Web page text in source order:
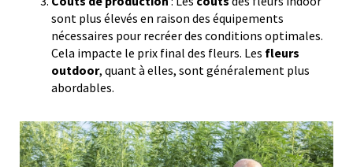
sont plus élevés en raison des équipements
nécessaires pour recréer des conditions optimales.
Cela impacte le prix final des fleurs. Les fleurs
outdoor, quant à elles, sont généralement plus
abordables.